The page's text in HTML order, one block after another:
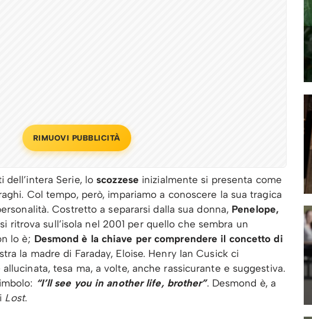
RIMUOVI PUBBLICITÀ
dell’intera Serie, loscozzese inizialmente si presenta come
Col tempo, però, impariamo a conoscere la sua tragica
Costretto a separarsi dalla sua donna, Penelope,
ritrova sull’isola nel 2001 per quello che sembra un
lo è; Desmond è la chiave per comprendere il concetto di
la madre di Faraday, Eloise. Henry Ian Cusick ci
tesa ma, a volte, anche rassicurante e suggestiva.
“I’ll see you in another life, brother”. Desmond è, a
Lost.